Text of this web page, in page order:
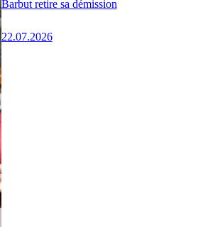
Barbut retire sa démission
22.07.2026